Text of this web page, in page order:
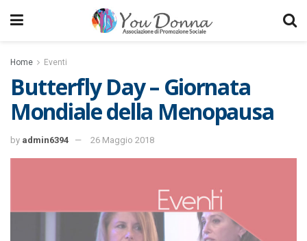
Home Eventi
Butterfly Day – Giornata
Mondiale della Menopausa
by admin6394 26 Maggio 2018